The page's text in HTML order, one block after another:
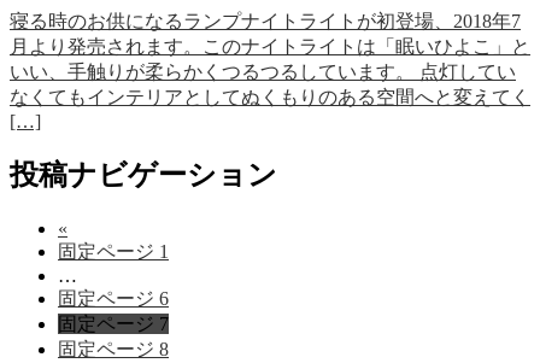
寝る時のお供になるランプナイトライトが初登場、2018年7
月より発売されます。このナイトライトは「眠いひよこ」と
いい、手触りが柔らかくつるつるしています。 点灯してい
なくてもインテリアとしてぬくもりのある空間へと変えてく
[…]
投稿ナビゲーション
«
固定ページ 1
…
固定ページ 6
固定ページ 7
固定ページ 8